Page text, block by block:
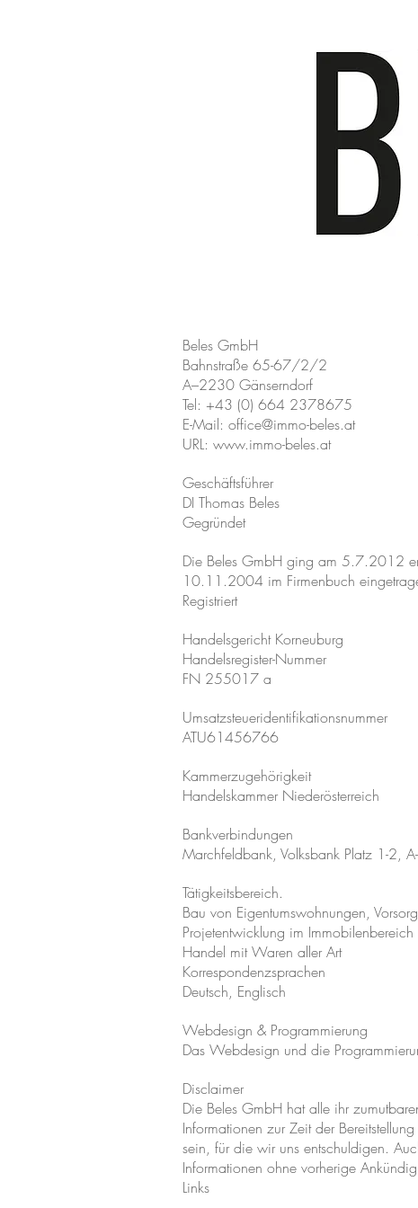
Beles GmbH
Bahnstraße 65-67/2/2
A–2230 Gänserndorf
Tel: +43 (0) 664 2378675
E-Mail: office@immo-beles.at
URL: www.immo-beles.at
Geschäftsführer
DI Thomas Beles
Gegründet
Die Beles GmbH ging am 5.7.2012
10.11.2004 im Firmenbuch
Registriert
Handelsgericht Korneuburg
Handelsregister-Nummer
FN 255017 a
Umsatzsteueridentifikationsnummer
ATU61456766
Kammerzugehörigkeit
Handelskammer Niederösterreich
Bankverbindungen
Marchfeldbank, Volksbank Platz 1-2,
Tätigkeitsbereich.
Bau von Eigentumswohnungen,
Projetentwicklung im Immobilenbereich
Handel mit Waren aller Art
Korrespondenzsprachen
Deutsch, Englisch
Webdesign & Programmierung
Das Webdesign und die
Disclaimer
Die Beles GmbH hat alle ihr
Informationen zur Zeit der
sein, für die wir uns entschuldigen.
Informationen ohne vorherige
Links